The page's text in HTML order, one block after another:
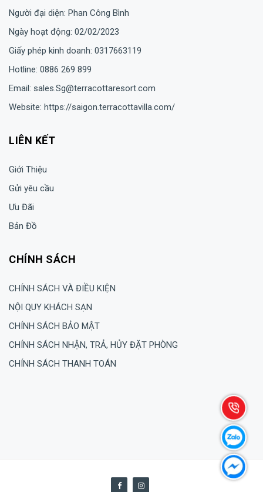
Người đại diện: Phan Công Bình
Ngày hoạt động: 02/02/2023
Giấy phép kinh doanh: 0317663119
Hotline: 0886 269 899
Email: sales.Sg@terracottaresort.com
Website: https://saigon.terracottavilla.com/
LIÊN KẾT
Giới Thiệu
Gửi yêu cầu
Ưu Đãi
Bản Đồ
CHÍNH SÁCH
CHÍNH SÁCH VÀ ĐIỀU KIỆN
NỘI QUY KHÁCH SẠN
CHÍNH SÁCH BẢO MẬT
CHÍNH SÁCH NHẬN, TRẢ, HỦY ĐẶT PHÒNG
CHÍNH SÁCH THANH TOÁN